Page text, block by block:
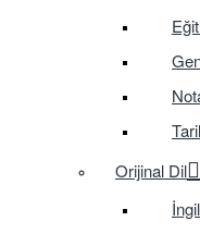
Orijinal Dil